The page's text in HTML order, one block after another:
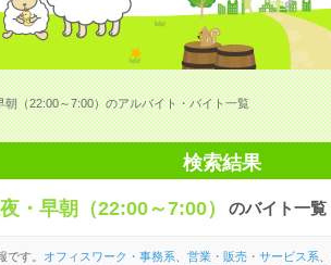
朝（22:00～7:00）のアルバイト・バイト一覧
検索結果
・早朝（22:00～7:00） のバイト一覧
です。 オフィスワーク・事務系 営業・販売・サービス系